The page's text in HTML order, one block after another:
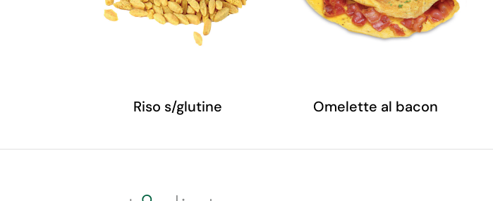
Riso s/glutine Omelette al bacon